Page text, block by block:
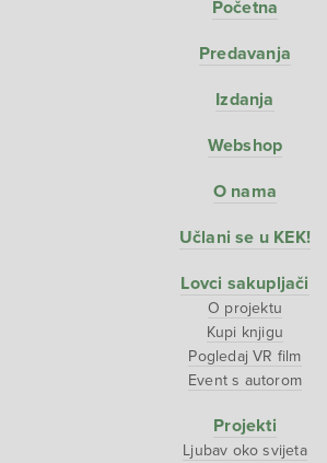
Početna
Predavanja
Izdanja
Webshop
O nama
Učlani se u KEK!
Lovci sakupljači
O projektu
Kupi knjigu
Pogledaj VR film
Event s autorom
Projekti
Ljubav oko svijeta